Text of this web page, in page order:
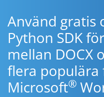
Använd gratis
Python SDK
mellan DOCX
flera
Microsoft®